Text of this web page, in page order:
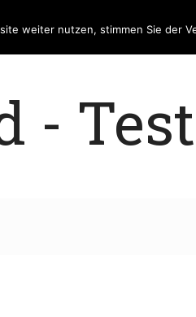
-
weiter nutzen, stimmen Sie der